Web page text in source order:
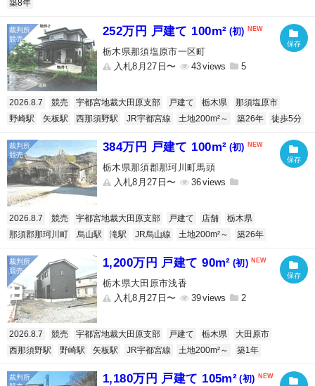
築8年
252万円 戸建て 100m² (初)
栃木県那須塩原市一区町
入札8月27日〜
43 5
2026.8.7 競売 宇都宮地裁大田原支部 戸建て 栃木県
那須塩原市
野崎駅
矢板駅 西那須野駅 JR宇都宮線 土地200m²～ 築26年 徒歩5分
384万円 戸建て 100m² (初)
栃木県那須郡那珂川町馬頭
入札8月27日〜
36
2026.8.7 競売 宇都宮地裁大田原支部 戸建て 店舗
栃木県
那須郡那珂川町
烏山駅 滝駅 JR烏山線 土地200m²～ 築26年
1,200万円 戸建て 90m² (初)
栃木県大田原市浅香
入札8月27日〜
39 2
2026.8.7 競売 宇都宮地裁大田原支部 戸建て 栃木県
大田原市
西那須野駅
野崎駅 矢板駅 JR宇都宮線 土地200m²～ 築1年
1,180万円 戸建て 105m² (初)